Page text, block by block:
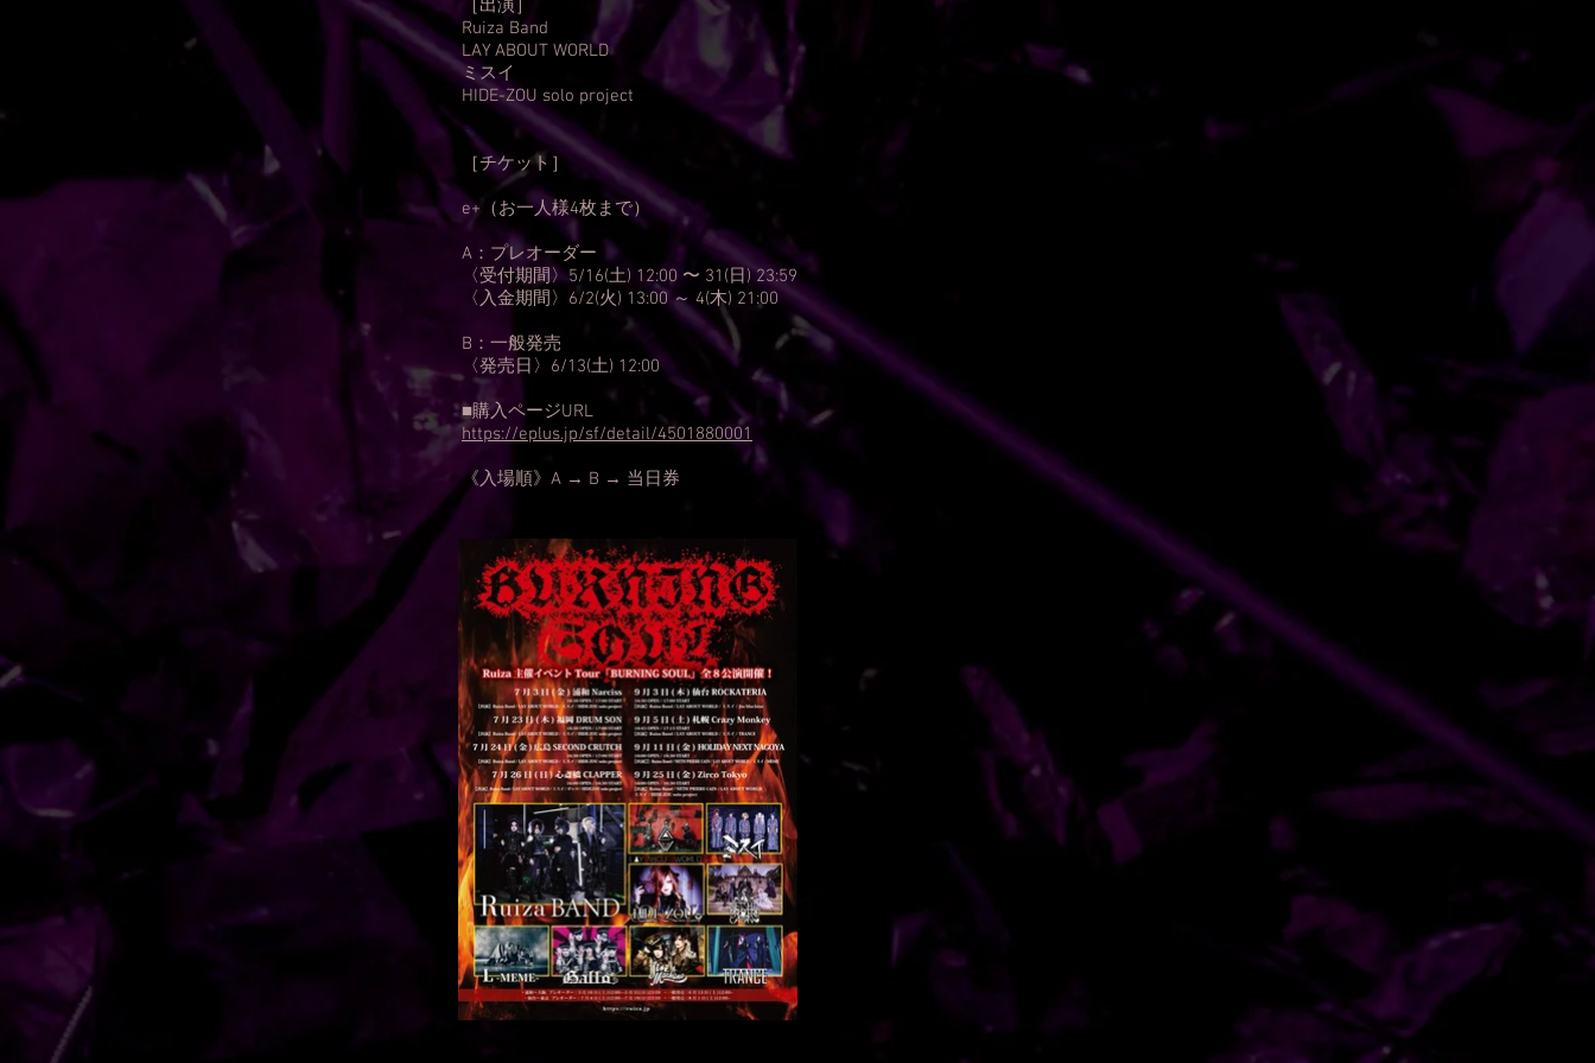
［出演］
Ruiza Band
LAY ABOUT WORLD
ミスイ
HIDE-ZOU solo project
［チケット］
e+（お一人様4枚まで）
A：プレオーダー
〈受付期間〉5/16(土) 12:00 〜 31(日) 23:59
〈入金期間〉6/2(火) 13:00 ～ 4(木) 21:00
B：一般発売
〈発売日〉6/13(土) 12:00
■購入ページURL
https://eplus.jp/sf/detail/4501880001
《入場順》A → B → 当日券